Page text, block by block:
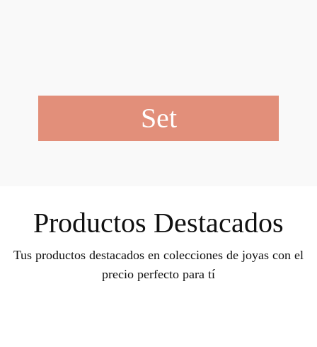
Set
Productos Destacados
Tus productos destacados en colecciones de joyas con el
precio perfecto para tí